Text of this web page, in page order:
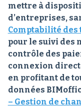
mettre à
d’entreprises,
Comptabilité des
pour le suivi des
contrôle des
connexion
en profitant de
données
– Gestion de